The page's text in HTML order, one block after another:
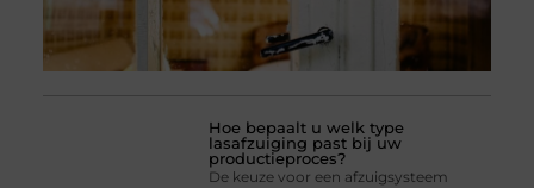
Hoe bepaalt u welk type
lasafzuiging past bij uw
productieproces?
De keuze voor een afzuigsysteem